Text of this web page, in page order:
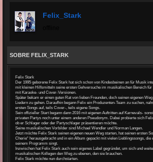
Felix_Stark
SOBRE FELIX_STARK
Felix Stark
Der 1995 geborene Felix Stark hat sich schon von Kindesbeinen an für Musik
mit kleinen Hilfsmitteln seine ersten Gehversuche im musikalischen Bereich für
mit Karaoke- und Cover-Versionen.
Später bekam er einen guten Rat von lieben Freunden, doch seinen eigenen
Liedern zu gehen. Daraufhin begann Felix ein Produzenten-Team zu suchen,
ersten Songs auf, teils Cover-, teils eigene Songs.
Sein offizieller Start begann dann 2016 mit eigenen Auftritten auf Karnevals-
privaten Partys noch unter einem anderen Pseudonym. Dabei probierte sich
ob er Schlager oder der Partyschlager präsentieren möchte.
Seine musikalischen Vorbilder sind Michael Wendler und Norman Langen.
Jetzt möchte Felix Stark seinen eigenen neuen Weg starten, hat seinen ersten
Cherie“ herausgebracht und in ein Album gepackt mit vielen Lieblingssongs, die
seinem Programm singt.
Inzwischen hat Felix Stark auch sein eigenes Label gegründet, um sich und
musikalischen Kollegen den Weg zu ebenen, den sie brauchen.
Felix Stark möchte nun durchstarten.